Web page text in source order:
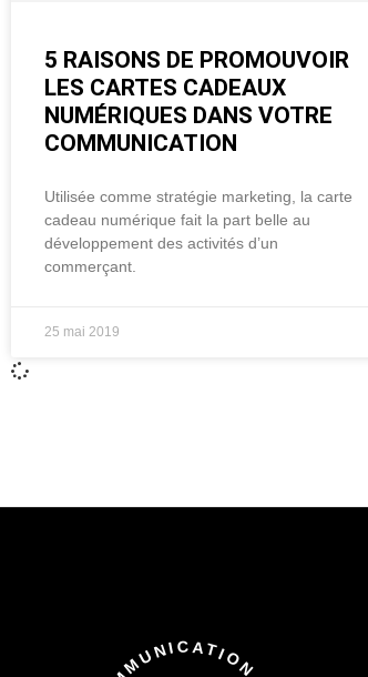
5 RAISONS DE PROMOUVOIR
LES CARTES CADEAUX
NUMÉRIQUES DANS VOTRE
COMMUNICATION
Utilisée comme stratégie marketing, la carte
cadeau numérique fait la part belle au
développement des activités d’un
commerçant.
25 mai 2019